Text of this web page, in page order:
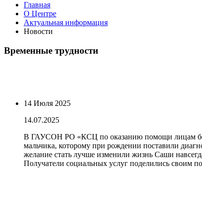
Главная
О Центре
Актуальная информация
Новости
Временные трудности
14 Июля 2025
14.07.2025
В ГАУСОН РО «КСЦ по оказанию помощи лицам без
мальчика, которому при рождении поставили
желание стать лучше изменили жизнь Саши
Получатели социальных услуг поделились своим